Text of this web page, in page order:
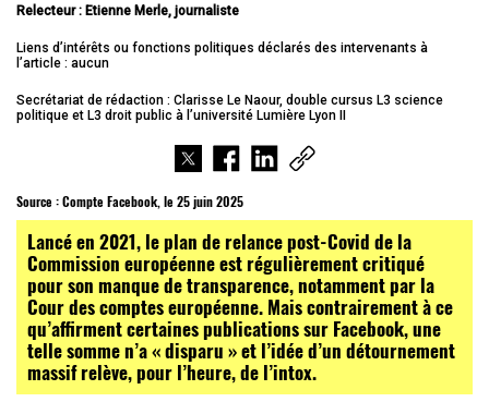
Relecteur : Etienne Merle, journaliste
Liens d’intérêts ou fonctions politiques déclarés des intervenants à
l’article : aucun
Secrétariat de rédaction : Clarisse Le Naour, double cursus L3 science
politique et L3 droit public à l’université Lumière Lyon II
Source :Compte Facebook, le 25 juin 2025
Lancé en 2021, le plan de relance post-Covid de la
Commission européenne est régulièrement critiqué
pour son manque de transparence, notamment par la
Cour des comptes européenne. Mais contrairement à ce
qu’affirment certaines publications sur Facebook, une
telle somme n’a « disparu » et l’idée d’un détournement
massif relève, pour l’heure, de l’intox.